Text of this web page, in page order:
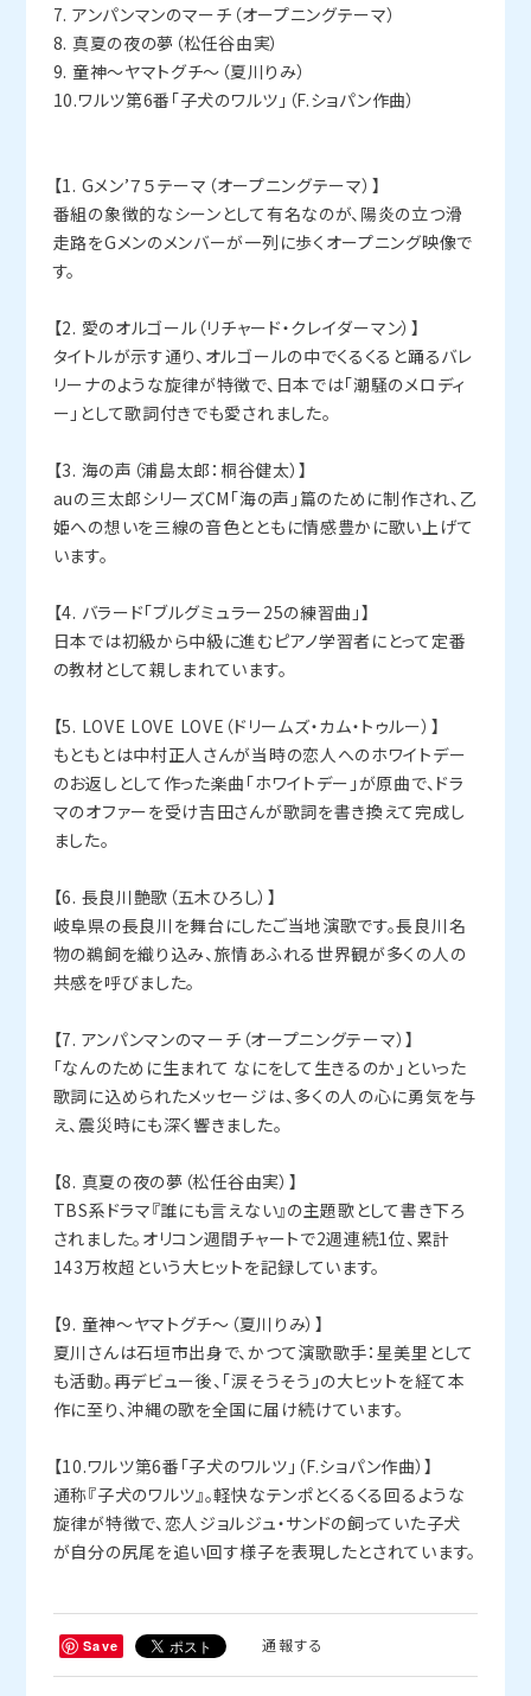
7. アンパンマンのマーチ（オープニングテーマ）
8. 真夏の夜の夢（松任谷由実）
9. 童神〜ヤマトグチ〜（夏川りみ）
10.ワルツ第6番「子犬のワルツ」（F.ショパン作曲）
【1. Gメン’７５テーマ（オープニングテーマ）】
番組の象徴的なシーンとして有名なのが、陽炎の立つ滑
走路をGメンのメンバーが一列に歩くオープニング映像で
す。
【2. 愛のオルゴール（リチャード・クレイダーマン）】
タイトルが示す通り、オルゴールの中でくるくると踊るバレ
リーナのような旋律が特徴で、日本では「潮騒のメロディ
ー」として歌詞付きでも愛されました。
【3. 海の声（浦島太郎：桐谷健太）】
auの三太郎シリーズCM「海の声」篇のために制作され、乙
姫への想いを三線の音色とともに情感豊かに歌い上げて
います。
【4. バラード「ブルグミュラー25の練習曲」】
日本では初級から中級に進むピアノ学習者にとって定番
の教材として親しまれています。
【5. LOVE LOVE LOVE（ドリームズ・カム・トゥルー）】
もともとは中村正人さんが当時の恋人へのホワイトデー
のお返しとして作った楽曲「ホワイトデー」が原曲で、ドラ
マのオファーを受け吉田さんが歌詞を書き換えて完成し
ました。
【6. 長良川艶歌（五木ひろし）】
岐阜県の長良川を舞台にしたご当地演歌です。長良川名
物の鵜飼を織り込み、旅情あふれる世界観が多くの人の
共感を呼びました。
【7. アンパンマンのマーチ（オープニングテーマ）】
「なんのために生まれて なにをして生きるのか」といった
歌詞に込められたメッセージは、多くの人の心に勇気を与
え、震災時にも深く響きました。
【8. 真夏の夜の夢（松任谷由実）】
TBS系ドラマ『誰にも言えない』の主題歌として書き下ろ
されました。オリコン週間チャートで2週連続1位、累計
143万枚超という大ヒットを記録しています。
【9. 童神〜ヤマトグチ〜（夏川りみ）】
夏川さんは石垣市出身で、かつて演歌歌手：星美里として
も活動。再デビュー後、「涙そうそう」の大ヒットを経て本
作に至り、沖縄の歌を全国に届け続けています。
【10.ワルツ第6番「子犬のワルツ」（F.ショパン作曲）】
通称『子犬のワルツ』。軽快なテンポとくるくる回るような
旋律が特徴で、恋人ジョルジュ・サンドの飼っていた子犬
が自分の尻尾を追い回す様子を表現したとされています。
Save 通報する